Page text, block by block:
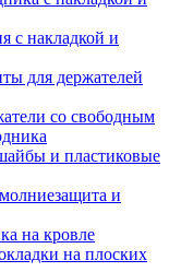
с накладкой и
для держателей
со свободным
и пластиковые
и
на кровле
на плоских